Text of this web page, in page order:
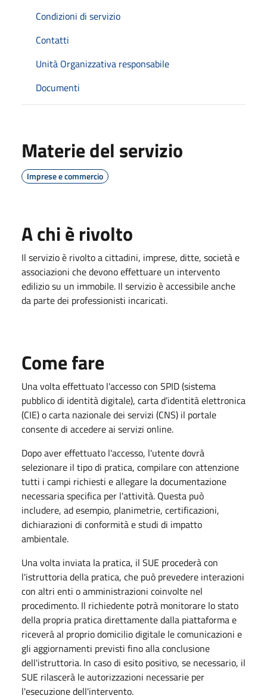
Condizioni di servizio
Contatti
Unità Organizzativa responsabile
Documenti
Materie del servizio
Imprese e commercio
A chi è rivolto
Il servizio è rivolto a cittadini, imprese, ditte, società e
associazioni che devono effettuare un intervento
edilizio su un immobile. Il servizio è accessibile anche
da parte dei professionisti incaricati.
Come fare
Una volta effettuato l'accesso con SPID (sistema
pubblico di identità digitale), carta d’identità elettronica
(CIE) o carta nazionale dei servizi (CNS) il portale
consente di accedere ai servizi online.
Dopo aver effettuato l'accesso, l'utente dovrà
selezionare il tipo di pratica, compilare con attenzione
tutti i campi richiesti e allegare la documentazione
necessaria specifica per l'attività. Questa può
includere, ad esempio, planimetrie, certificazioni,
dichiarazioni di conformità e studi di impatto
ambientale.
Una volta inviata la pratica, il SUE procederà con
l'istruttoria della pratica, che può prevedere interazioni
con altri enti o amministrazioni coinvolte nel
procedimento. Il richiedente potrà monitorare lo stato
della propria pratica direttamente dalla piattaforma e
riceverà al proprio domicilio digitale le comunicazioni e
gli aggiornamenti previsti fino alla conclusione
dell'istruttoria. In caso di esito positivo, se necessario, il
SUE rilascerà le autorizzazioni necessarie per
l'esecuzione dell'intervento.